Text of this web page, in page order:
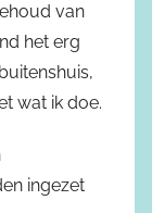
van
het erg
wat ik doe.
ingezet